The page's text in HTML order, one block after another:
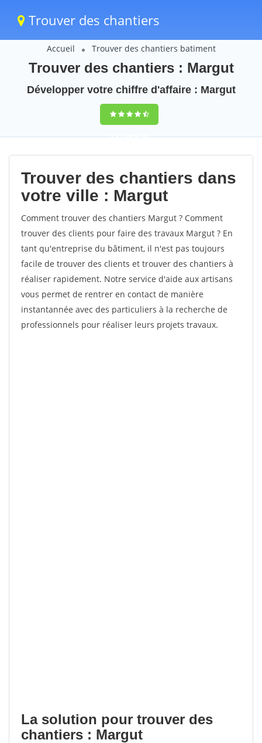
Trouver des chantiers
Accueil Trouver des chantiers batiment
Trouver des chantiers : Margut
Développer votre chiffre d'affaire : Margut
9,5(100%)39
votes
Trouver des chantiers dans
votre ville : Margut
Comment trouver des chantiers Margut ? Comment
trouver des clients pour faire des travaux Margut ? En
tant qu'entreprise du bâtiment, il n'est pas toujours
facile de trouver des clients et trouver des chantiers à
réaliser rapidement. Notre service d'aide aux artisans
vous permet de rentrer en contact de manière
instantannée avec des particuliers à la recherche de
professionnels pour réaliser leurs projets travaux.
La solution pour trouver des
chantiers : Margut